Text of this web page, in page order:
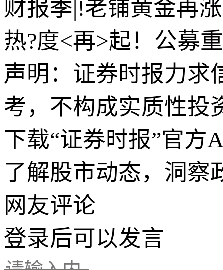
财报季|!老铺黄金再
热?度<再>起！公募
声明：证券时报力求
考，不构成实质性投
下载“证券时报”官方
了解股市动态，洞察
网友评论
登录后可以发言